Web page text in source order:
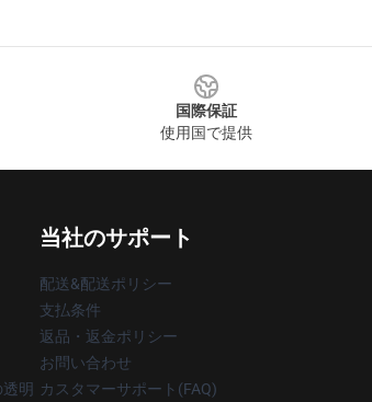
国際保証
使用国で提供
明
当社のサポート
配送&配送ポリシー
支払条件
返品・返金ポリシー
お問い合わせ
カスタマーサポート(FAQ)